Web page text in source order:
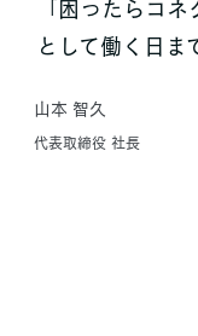
「困ったらコ
として働く日ま
山本 智久
代表取締役 社長